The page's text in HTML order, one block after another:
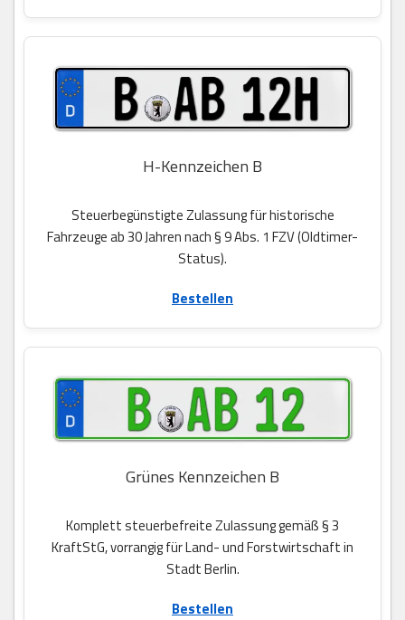
H-Kennzeichen B
Steuerbegünstigte Zulassung für historische
Fahrzeuge ab 30 Jahren nach § 9 Abs. 1 FZV (Oldtimer-
Status).
Bestellen
Grünes Kennzeichen B
Komplett steuerbefreite Zulassung gemäß § 3
KraftStG, vorrangig für Land- und Forstwirtschaft in
Stadt Berlin.
Bestellen